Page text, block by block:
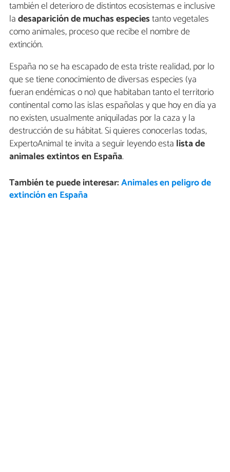
también el deterioro de distintos ecosistemas e inclusive
ladesaparición de muchas especiestanto vegetales
como animales, proceso que recibe el nombre de
extinción.
España no se ha escapado de esta triste realidad, por lo
que se tiene conocimiento de diversas especies (ya
fueran endémicas o no) que habitaban tanto el territorio
continental como las islas españolas y que hoy en día ya
no existen, usualmente aniquiladas por la caza y la
destrucción de su hábitat. Si quieres conocerlas todas,
ExpertoAnimal te invita a seguir leyendo esta lista de
animales extintos en España.
También te puede interesar:Animales en peligro de
extinción en España